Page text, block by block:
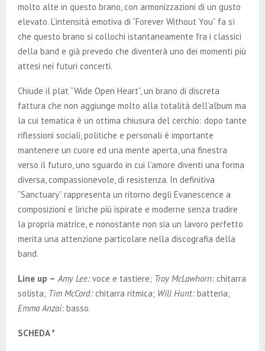
molto alte in questo brano, con armonizzazioni di un gusto
elevato. L’intensità emotiva di “Forever Without You” fa sì
che questo brano si collochi istantaneamente fra i classici
della band e già prevedo che diventerà uno dei momenti più
attesi nei futuri concerti.
Chiude il plat “Wide Open Heart”, un brano di discreta
fattura che non aggiunge molto alla totalità dell’album ma
la cui tematica è un ottima chiusura del cerchio: dopo tante
riflessioni sociali, politiche e personali è importante
mantenere un cuore ed una mente aperta, una finestra
verso il futuro, uno sguardo in cui l’amore diventi una forma
diversa, compassionevole, di resistenza. In definitiva
“Sanctuary” rappresenta un ritorno degli Evanescence a
composizioni e liriche più ispirate e moderne senza tradire
la propria matrice, e nonostante non sia un lavoro perfetto
merita una attenzione particolare nella discografia della
band.
Line up – Amy Lee:voce e tastiere; Troy McLawhorn:chitarra
solista; Tim McCord:chitarra ritmica; Will Hunt:batteria;
Emma Anzai:basso.
SCHEDA *